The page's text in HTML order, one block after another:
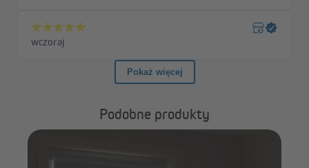
zależności od ułożenia pasów
tkaniny:
Cechy charakterystyczne:
- naprzemiennie pasy
transparentne
- częściowo blokują
Podobne produkty